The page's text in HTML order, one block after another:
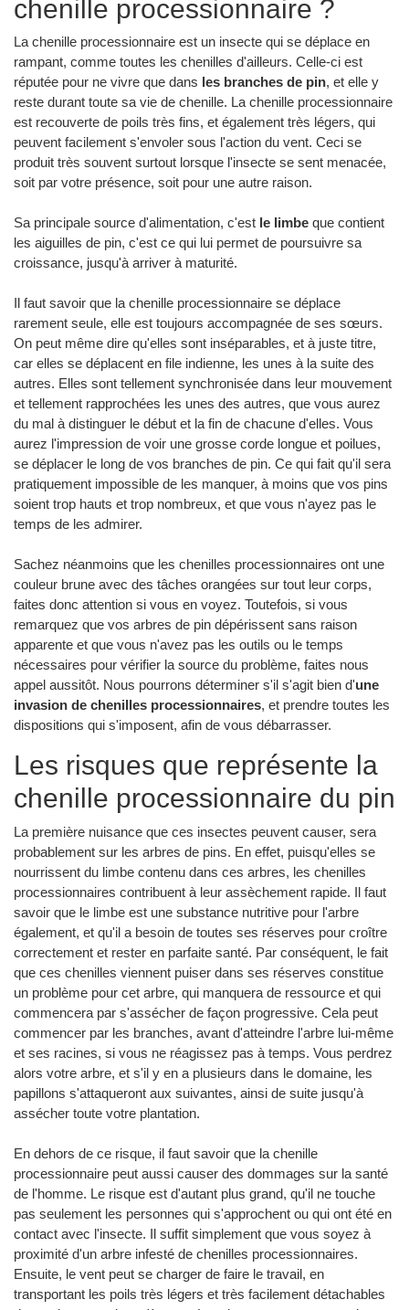
chenille processionnaire ?
La chenille processionnaire est un insecte qui se déplace en
rampant, comme toutes les chenilles d'ailleurs. Celle-ci est
réputée pour ne vivre que dans les branches de pin, et elle y
reste durant toute sa vie de chenille. La chenille processionnaire
est recouverte de poils très fins, et également très légers, qui
peuvent facilement s'envoler sous l'action du vent. Ceci se
produit très souvent surtout lorsque l'insecte se sent menacée,
soit par votre présence, soit pour une autre raison.
Sa principale source d'alimentation, c'est le limbe que contient
les aiguilles de pin, c'est ce qui lui permet de poursuivre sa
croissance, jusqu'à arriver à maturité.
Il faut savoir que la chenille processionnaire se déplace
rarement seule, elle est toujours accompagnée de ses sœurs.
On peut même dire qu'elles sont inséparables, et à juste titre,
car elles se déplacent en file indienne, les unes à la suite des
autres. Elles sont tellement synchronisée dans leur mouvement
et tellement rapprochées les unes des autres, que vous aurez
du mal à distinguer le début et la fin de chacune d'elles. Vous
aurez l'impression de voir une grosse corde longue et poilues,
se déplacer le long de vos branches de pin. Ce qui fait qu'il sera
pratiquement impossible de les manquer, à moins que vos pins
soient trop hauts et trop nombreux, et que vous n'ayez pas le
temps de les admirer.
Sachez néanmoins que les chenilles processionnaires ont une
couleur brune avec des tâches orangées sur tout leur corps,
faites donc attention si vous en voyez. Toutefois, si vous
remarquez que vos arbres de pin dépérissent sans raison
apparente et que vous n'avez pas les outils ou le temps
nécessaires pour vérifier la source du problème, faites nous
appel aussitôt. Nous pourrons déterminer s'il s'agit bien d'une
invasion de chenilles processionnaires, et prendre toutes les
dispositions qui s'imposent, afin de vous débarrasser.
Les risques que représente la
chenille processionnaire du pin
La première nuisance que ces insectes peuvent causer, sera
probablement sur les arbres de pins. En effet, puisqu'elles se
nourrissent du limbe contenu dans ces arbres, les chenilles
processionnaires contribuent à leur assèchement rapide. Il faut
savoir que le limbe est une substance nutritive pour l'arbre
également, et qu'il a besoin de toutes ses réserves pour croître
correctement et rester en parfaite santé. Par conséquent, le fait
que ces chenilles viennent puiser dans ses réserves constitue
un problème pour cet arbre, qui manquera de ressource et qui
commencera par s'assécher de façon progressive. Cela peut
commencer par les branches, avant d'atteindre l'arbre lui-même
et ses racines, si vous ne réagissez pas à temps. Vous perdrez
alors votre arbre, et s'il y en a plusieurs dans le domaine, les
papillons s'attaqueront aux suivantes, ainsi de suite jusqu'à
assécher toute votre plantation.
En dehors de ce risque, il faut savoir que la chenille
processionnaire peut aussi causer des dommages sur la santé
de l'homme. Le risque est d'autant plus grand, qu'il ne touche
pas seulement les personnes qui s'approchent ou qui ont été en
contact avec l'insecte. Il suffit simplement que vous soyez à
proximité d'un arbre infesté de chenilles processionnaires.
Ensuite, le vent peut se charger de faire le travail, en
transportant les poils très légers et très facilement détachables